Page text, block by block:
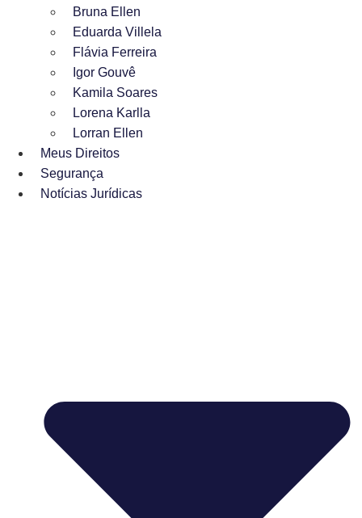
Bruna Ellen
Eduarda Villela
Flávia Ferreira
Igor Gouvê
Kamila Soares
Lorena Karlla
Lorran Ellen
Meus Direitos
Segurança
Notícias Jurídicas